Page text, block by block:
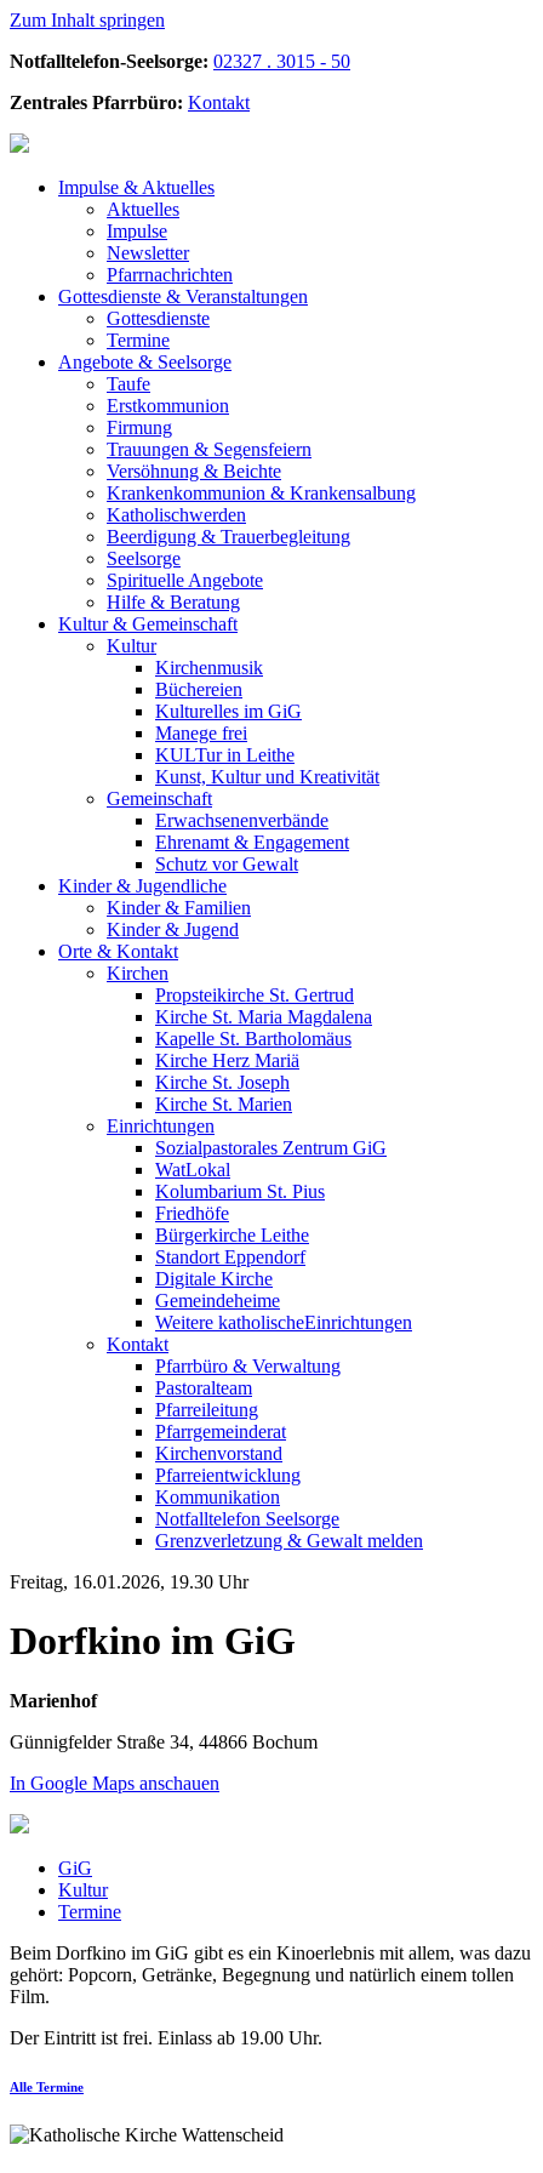
Zum Inhalt springen
Notfalltelefon-Seelsorge: 02327 . 3015 - 50
Zentrales Pfarrbüro: Kontakt
Impulse & Aktuelles
Aktuelles
Impulse
Newsletter
Pfarrnachrichten
Gottesdienste & Veranstaltungen
Gottesdienste
Termine
Angebote & Seelsorge
Taufe
Erstkommunion
Firmung
Trauungen & Segensfeiern
Versöhnung & Beichte
Krankenkommunion & Krankensalbung
Katholischwerden
Beerdigung & Trauerbegleitung
Seelsorge
Spirituelle Angebote
Hilfe & Beratung
Kultur & Gemeinschaft
Kultur
Kirchenmusik
Büchereien
Kulturelles im GiG
Manege frei
KULTur in Leithe
Kunst, Kultur und Kreativität
Gemeinschaft
Erwachsenenverbände
Ehrenamt & Engagement
Schutz vor Gewalt
Kinder & Jugendliche
Kinder & Familien
Kinder & Jugend
Orte & Kontakt
Kirchen
Propsteikirche St. Gertrud
Kirche St. Maria Magdalena
Kapelle St. Bartholomäus
Kirche Herz Mariä
Kirche St. Joseph
Kirche St. Marien
Einrichtungen
Sozialpastorales Zentrum GiG
WatLokal
Kolumbarium St. Pius
Friedhöfe
Bürgerkirche Leithe
Standort Eppendorf
Digitale Kirche
Gemeindeheime
Weitere katholische­­Einrichtungen
Kontakt
Pfarrbüro & Verwaltung
Pastoralteam
Pfarreileitung
Pfarrgemeinderat
Kirchenvorstand
Pfarreientwicklung
Kommunikation
Notfalltelefon Seelsorge
Grenzverletzung & Gewalt melden
Freitag, 16.01.2026, 19.30 Uhr
Dorfkino im GiG
Marienhof
Günnigfelder Straße 34, 44866 Bochum
In Google Maps anschauen
GiG
Kultur
Termine
Beim Dorfkino im GiG gibt es ein Kinoerlebnis mit allem, was dazu
gehört: Popcorn, Getränke, Begegnung und natürlich einem tollen
Film.
Der Eintritt ist frei. Einlass ab 19.00 Uhr.
Alle Termine